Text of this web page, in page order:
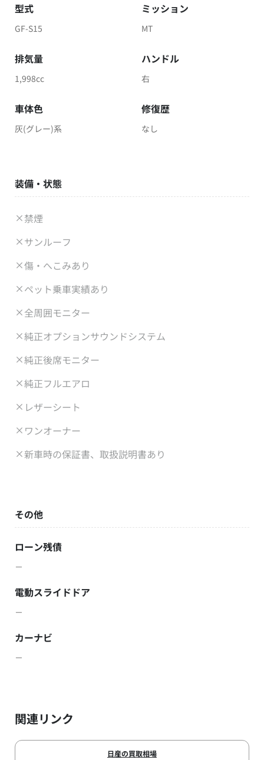
型式
GF-S15
ミッション
MT
排気量
1,998cc
ハンドル
右
車体色
灰(グレー)系
修復歴
なし
装備・状態
禁煙
サンルーフ
傷・へこみあり
ペット乗車実績あり
全周囲モニター
純正オプションサウンドシステム
純正後席モニター
純正フルエアロ
レザーシート
ワンオーナー
新車時の保証書、取扱説明書あり
その他
ローン残債
－
電動スライドドア
－
カーナビ
－
関連リンク
日産の買取相場